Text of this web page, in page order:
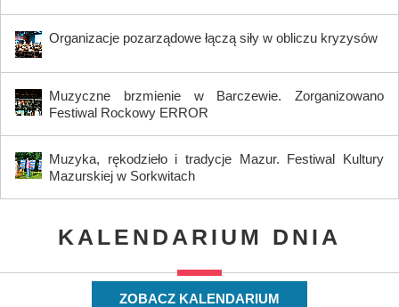
Organizacje pozarządowe łączą siły w obliczu kryzysów
Muzyczne brzmienie w Barczewie. Zorganizowano
Festiwal Rockowy ERROR
Muzyka, rękodzieło i tradycje Mazur. Festiwal Kultury
Mazurskiej w Sorkwitach
KALENDARIUM DNIA
ZOBACZ KALENDARIUM